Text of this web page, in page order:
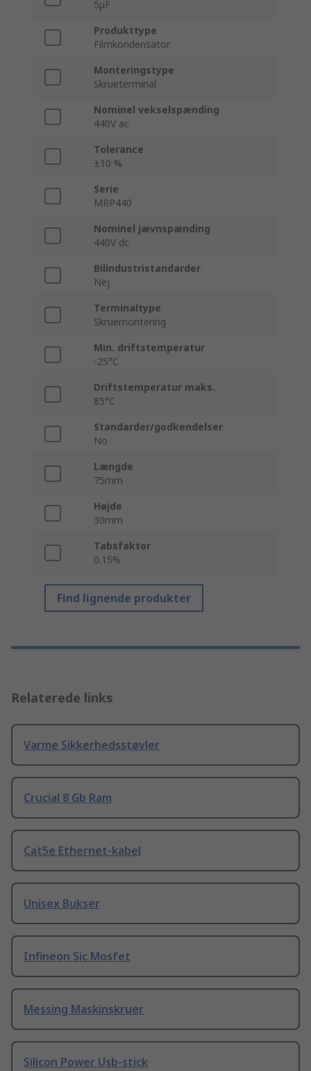
5μF
Produkttype
Filmkondensator
Monteringstype
Skrueterminal
Nominel vekselspænding
440V ac
Tolerance
±10 %
Serie
MRP440
Nominel jævnspænding
440V dc
Bilindustristandarder
Nej
Terminaltype
Skruemontering
Min. driftstemperatur
-25°C
Driftstemperatur maks.
85°C
Standarder/godkendelser
No
Længde
75mm
Højde
30mm
Tabsfaktor
0.15%
Find lignende produkter
Relaterede links
Varme Sikkerhedsstøvler
Crucial 8 Gb Ram
Cat5e Ethernet-kabel
Unisex Bukser
Infineon Sic Mosfet
Messing Maskinskruer
Silicon Power Usb-stick